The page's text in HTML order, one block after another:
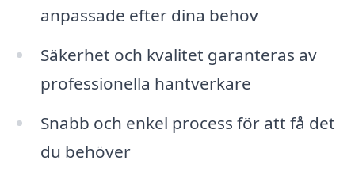
anpassade efter dina behov
Säkerhet och kvalitet garanteras av
professionella hantverkare
Snabb och enkel process för att få det
du behöver